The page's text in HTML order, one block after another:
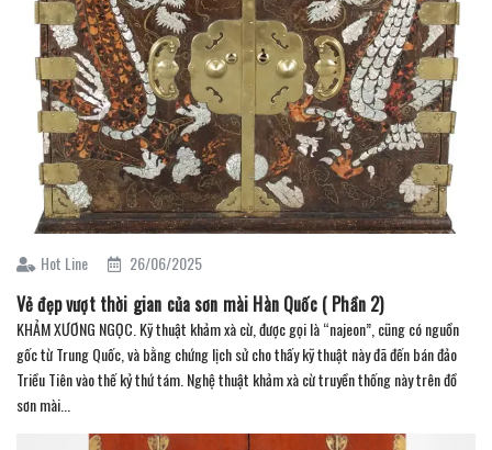
Hot Line 26/06/2025
Vẻ đẹp vượt thời gian của sơn mài Hàn Quốc ( Phần 2)
KHẢM XƯƠNG NGỌC. Kỹ thuật khảm xà cừ, được gọi là “najeon”, cũng có nguồn
gốc từ Trung Quốc, và bằng chứng lịch sử cho thấy kỹ thuật này đã đến bán đảo
Triều Tiên vào thế kỷ thứ tám. Nghệ thuật khảm xà cừ truyền thống này trên đồ
sơn mài...